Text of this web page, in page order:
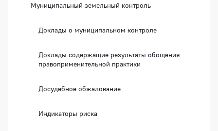
Муниципальный земельный контроль
Доклады о муниципальном контроле
Доклады содержащие результаты обощения
правоприменительной практики
Досудебное обжалование
Индикаторы риска